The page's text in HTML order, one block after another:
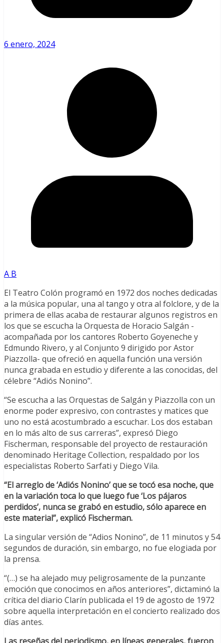
6 enero, 2024
A B
El Teatro Colón programó en 1972 dos noches dedicadas
a la música popular, una al tango y otra al folclore, y de la
primera de ellas acaba de restaurar algunos registros en
los que se escucha la Orquesta de Horacio Salgán -
acompañada por los cantores Roberto Goyeneche y
Edmundo Rivero, y al Conjunto 9 dirigido por Astor
Piazzolla- que ofreció en aquella función una versión
nunca grabada en estudio y diferente a las conocidas, del
célebre “Adiós Nonino”.
“Se escucha a las Orquestas de Salgán y Piazzolla con un
enorme poder expresivo, con contrastes y matices que
uno no está acostumbrado a escuchar. Los dos estaban
en lo más alto de sus carreras”, expresó Diego
Fischerman, responsable del proyecto de restauración
denominado Heritage Collection, respaldado por los
especialistas Roberto Sarfati y Diego Vila.
“El arreglo de ‘Adiós Nonino’ que se tocó esa noche, que
en la variación toca lo que luego fue ‘Los pájaros
perdidos’, nunca se grabó en estudio, sólo aparece en
este material”, explicó Fischerman.
La singular versión de “Adios Nonino”, de 11 minutos y 54
segundos de duración, sin embargo, no fue elogiada por
la prensa.
“(…) se ha alejado muy peligrosamente de la punzante
emoción que conocimos en años anteriores”, dictaminó la
crítica del diario Clarín publicada el 19 de agosto de 1972
sobre aquella interpretación en el concierto realizado dos
días antes.